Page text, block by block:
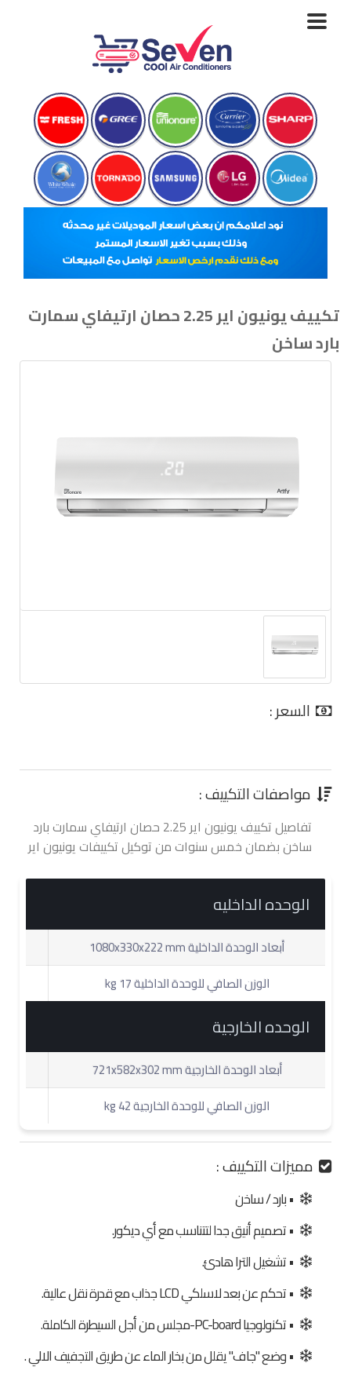
Toggle
تكييف يونيون اير 2.25 حصان ارتيفاي سمارت
بارد ساخن
السعر :
مواصفات التكييف :
تفاصيل تكييف يونيون اير 2.25 حصان ارتيفاي سمارت بارد
ساخن بضمان خمس سنوات من توكيل تكييفات يونيون اير
الوحده الداخليه
أبعاد الوحدة الداخلية 1080x330x222 mm
الوزن الصافي للوحدة الداخلية 17 kg
الوحده الخارجية
أبعاد الوحدة الخارجية 721x582x302 mm
الوزن الصافي للوحدة الخارجية 42 kg
مميزات التكييف :
• بارد / ساخن
• تصميم أنيق جدا لتتناسب مع أي ديكور.
• تشغيل الترا هادئ.
• تحكم عن بعد لاسلكي LCD جذاب مع قدرة نقل عالية.
• تكنولوجيا PC-board-مجلس من أجل السيطرة الكاملة.
• وضع "جاف" يقلل من بخار الماء عن طريق التجفيف الالي .